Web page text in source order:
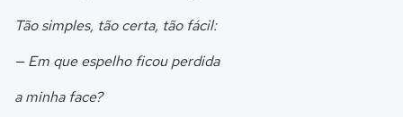
Tão simples, tão certa, tão fácil:
— Em que espelho ficou perdida
a minha face?